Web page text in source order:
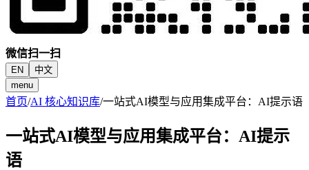
微信扫一扫
EN
中文
menu
首页/AI 核心知识库/一站式AI模型与应用集成平台：AI提示语
一站式AI模型与应用集成平台：AI提示
语